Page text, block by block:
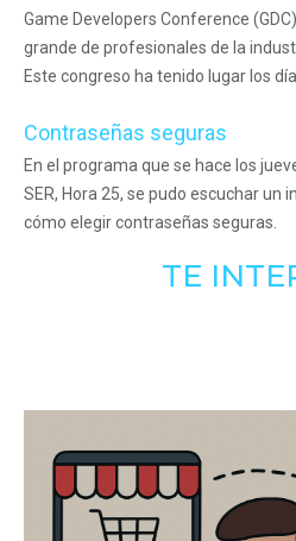
Game Developers Conference
grande de profesionales de la
Este congreso ha tenido lugar los
Contraseñas seguras
En el programa que se hace los
SER, Hora 25, se pudo escuchar
cómo elegir contraseñas seguras.
TE